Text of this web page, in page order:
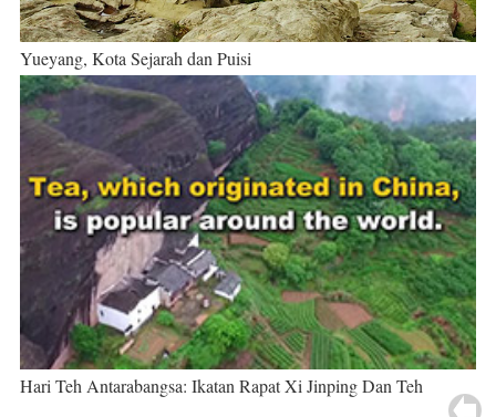
Yueyang, Kota Sejarah dan Puisi
Hari Teh Antarabangsa: Ikatan Rapat Xi Jinping Dan Teh